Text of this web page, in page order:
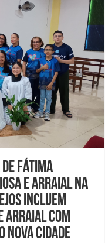
Fátima
e arraial na
incluem
arraial com
Cidade